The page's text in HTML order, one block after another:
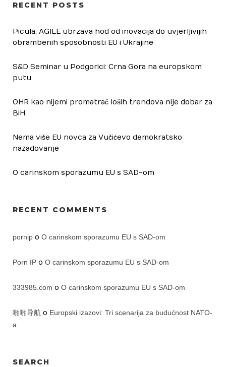
RECENT POSTS
Picula: AGILE ubrzava hod od inovacija do uvjerljivijih
obrambenih sposobnosti EU i Ukrajine
S&D Seminar u Podgorici: Crna Gora na europskom
putu
OHR kao nijemi promatrač loših trendova nije dobar za
BiH
Nema više EU novca za Vučićevo demokratsko
nazadovanje
O carinskom sporazumu EU s SAD-om
RECENT COMMENTS
pornip o O carinskom sporazumu EU s SAD-om
Porn IP o O carinskom sporazumu EU s SAD-om
333985.com o O carinskom sporazumu EU s SAD-om
啪啪导航 o Europski izazovi: Tri scenarija za budućnost NATO-
a
SEARCH